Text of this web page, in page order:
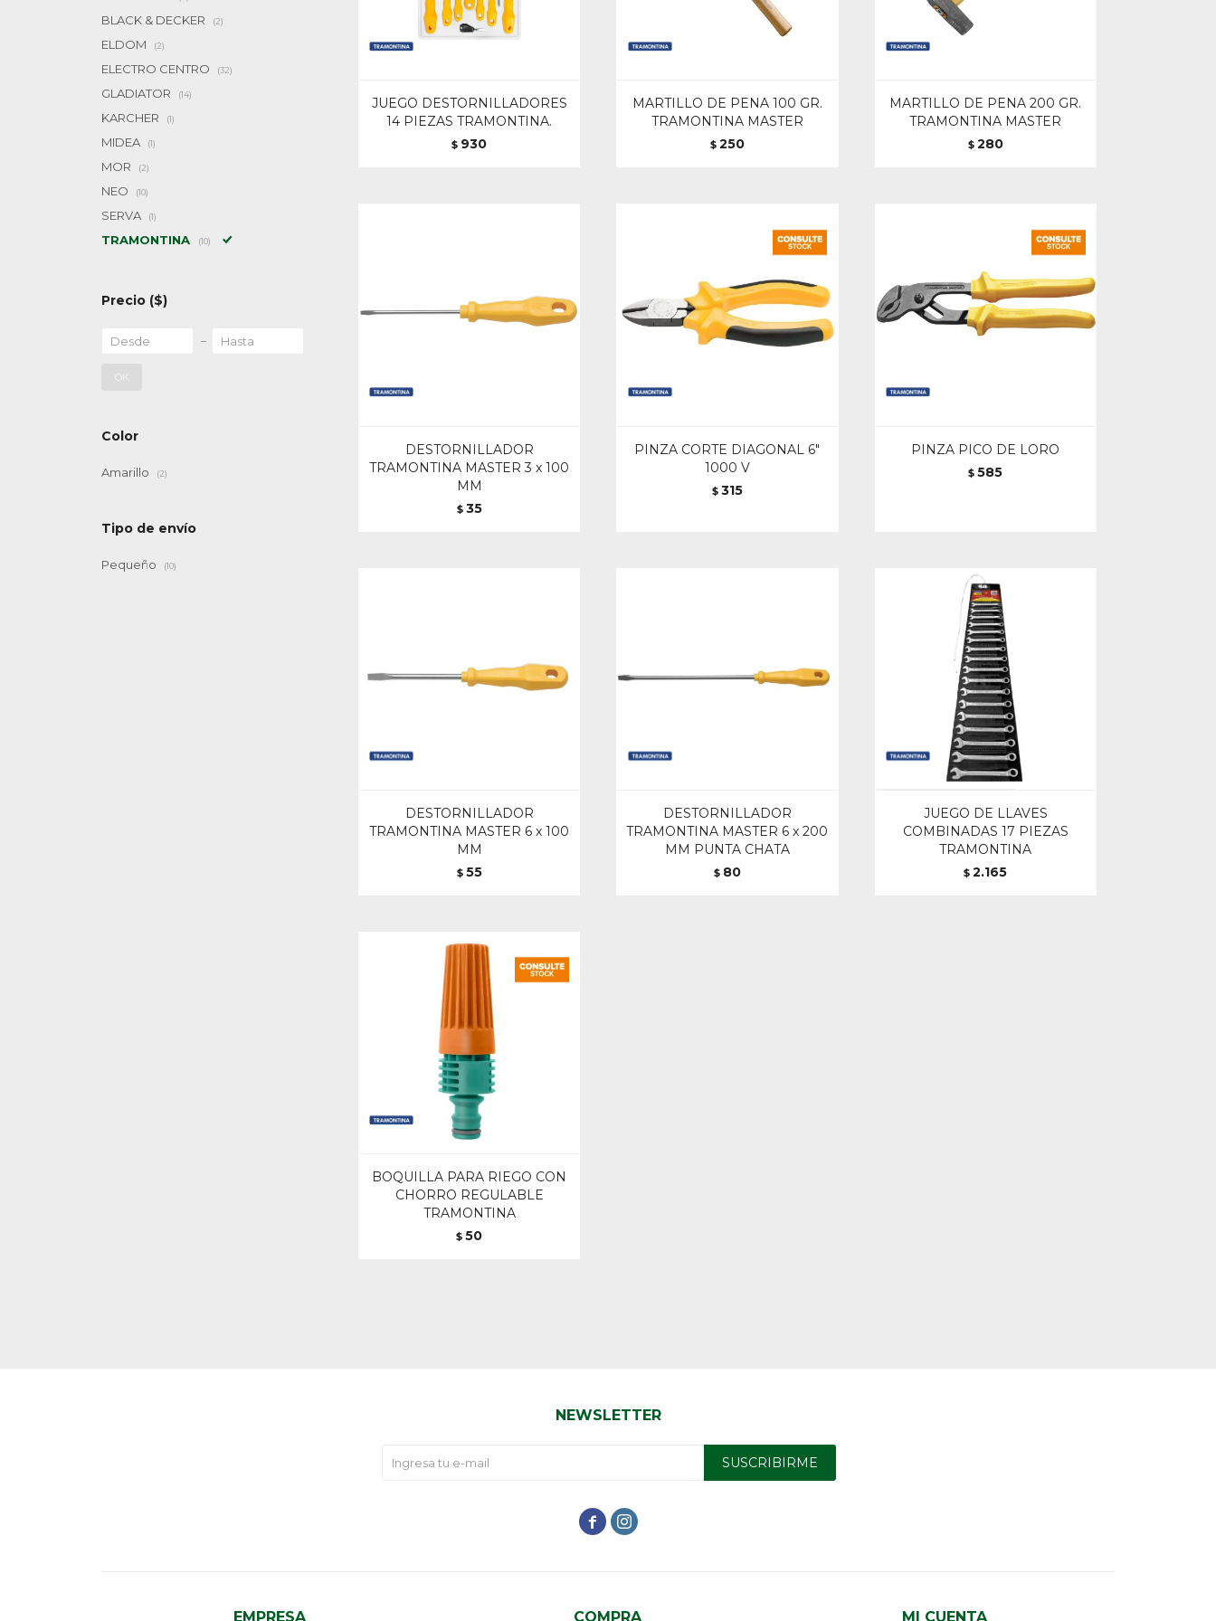
JUEGO DESTORNILLADORES
14 PIEZAS TRAMONTINA.
$ 930
MARTILLO DE PENA 100 GR.
TRAMONTINA MASTER
$ 250
MARTILLO DE PENA 200 GR.
TRAMONTINA MASTER
$ 280
DESTORNILLADOR
TRAMONTINA MASTER 3 x 100
MM
$ 35
PINZA CORTE DIAGONAL 6"
1000 V
$ 315
PINZA PICO DE LORO
$ 585
DESTORNILLADOR
TRAMONTINA MASTER 6 x 100
MM
$ 55
DESTORNILLADOR
TRAMONTINA MASTER 6 x 200
MM PUNTA CHATA
$ 80
JUEGO DE LLAVES
COMBINADAS 17 PIEZAS
TRAMONTINA
$ 2.165
BOQUILLA PARA RIEGO CON
CHORRO REGULABLE
TRAMONTINA
$ 50
BLACK & DECKER (2)
ELDOM (2)
ELECTRO CENTRO (32)
GLADIATOR (14)
KARCHER (1)
MIDEA (1)
MOR (2)
NEO (10)
SERVA (1)
TRAMONTINA (10)
Precio ($)
OK
Color
Amarillo (2)
Tipo de envío
Pequeño (10)
EMPRESA COMPRA MI CUENTA
NEWSLETTER
SUSCRIBIRME
 